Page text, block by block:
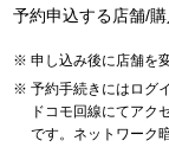
予約申込する店舗/
申し込み後に店舗を
予約手続きにはログ
ドコモ回線にてアク
です。ネットワーク